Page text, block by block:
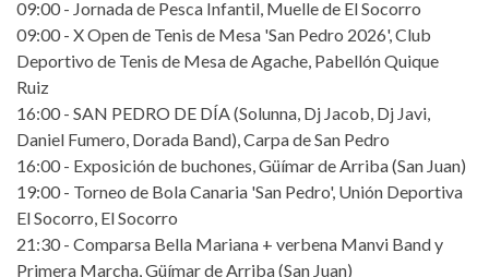
09:00 - Jornada de Pesca Infantil, Muelle de El Socorro
09:00 - X Open de Tenis de Mesa 'San Pedro 2026', Club
Deportivo de Tenis de Mesa de Agache, Pabellón Quique
Ruiz
16:00 - SAN PEDRO DE DÍA (Solunna, Dj Jacob, Dj Javi,
Daniel Fumero, Dorada Band), Carpa de San Pedro
16:00 - Exposición de buchones, Güímar de Arriba (San Juan)
19:00 - Torneo de Bola Canaria 'San Pedro', Unión Deportiva
El Socorro, El Socorro
21:30 - Comparsa Bella Mariana + verbena Manvi Band y
Primera Marcha, Güímar de Arriba (San Juan)